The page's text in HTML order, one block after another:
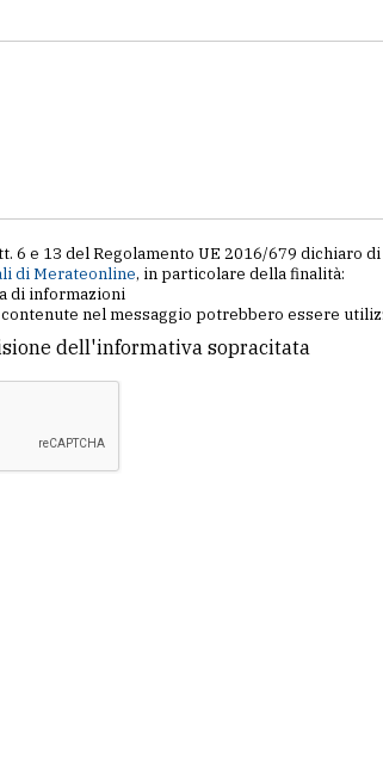
6 e 13 del Regolamento UE 2016/679 dichiaro
di Merateonline, in particolare della finalità:
di informazioni
nel messaggio potrebbero essere
dell'informativa sopracitata